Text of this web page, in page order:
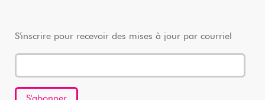
S'inscrire pour recevoir des mises à jour par courriel